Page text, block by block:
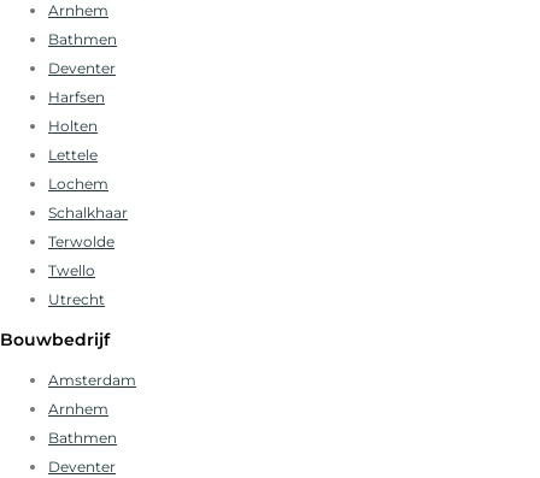
Arnhem
Bathmen
Deventer
Harfsen
Holten
Lettele
Lochem
Schalkhaar
Terwolde
Twello
Utrecht
Bouwbedrijf
Amsterdam
Arnhem
Bathmen
Deventer